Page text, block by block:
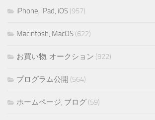
iPhone, iPad, iOS (957)
Macintosh, MacOS (622)
お買い物, オークション (922)
プログラム公開 (564)
ホームページ, ブログ (59)